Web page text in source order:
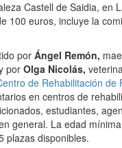
Castell de Saidia, en
100 euros, incluye la
por Ángel Remón,
porOlga Nicolás,
de Rehabilitación de
en centros de
estudiantes,
general. La edad
plazas disponibles.